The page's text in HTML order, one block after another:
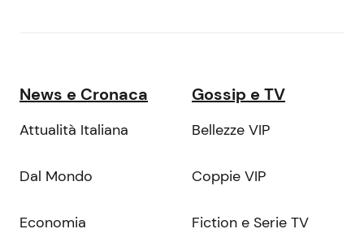
News e Cronaca
Attualità Italiana
Dal Mondo
Economia
Gossip e TV
Bellezze VIP
Coppie VIP
Fiction e Serie TV